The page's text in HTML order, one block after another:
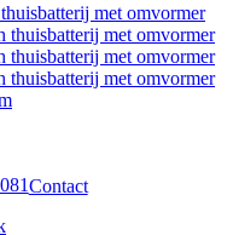
met omvormer
thuisbatterij met omvormer
thuisbatterij met omvormer
thuisbatterij met omvormer
Contact